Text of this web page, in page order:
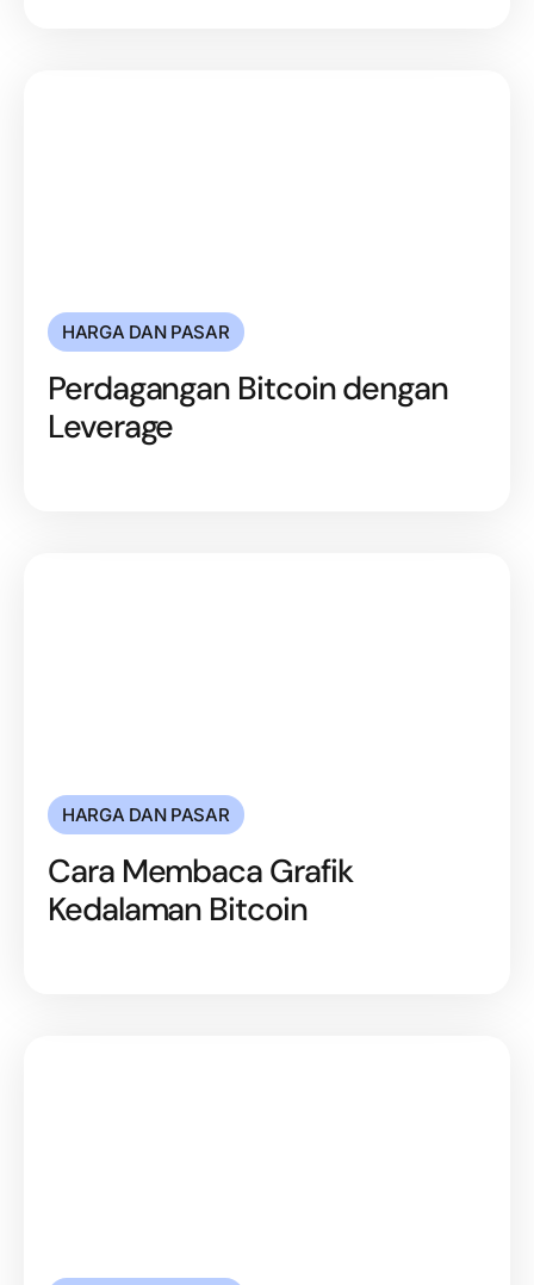
HARGA DAN PASAR
Perdagangan Bitcoin dengan
Leverage
HARGA DAN PASAR
Cara Membaca Grafik
Kedalaman Bitcoin